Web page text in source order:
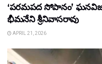
‘పరమపద సోపానం’
భీమనేని శ్రీనివాసరావు
APRIL 21, 2026